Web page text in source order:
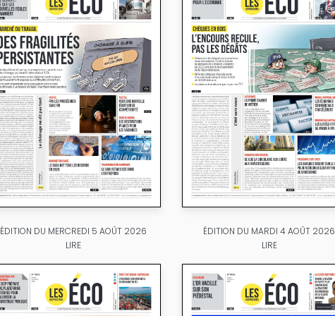
ÉDITION DU MERCREDI 5 AOÛT 2026
LIRE
ÉDITION DU MARDI 4 AOÛT 2026
LIRE